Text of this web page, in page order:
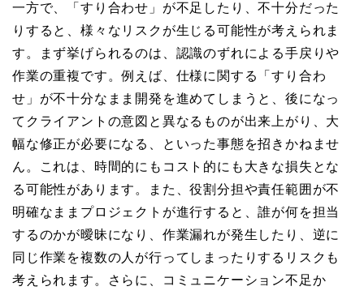
一方で、「すり合わせ」が不足したり、不十分だった
りすると、様々なリスクが生じる可能性が考えられま
す。まず挙げられるのは、認識のずれによる手戻りや
作業の重複です。例えば、仕様に関する「すり合わ
せ」が不十分なまま開発を進めてしまうと、後になっ
てクライアントの意図と異なるものが出来上がり、大
幅な修正が必要になる、といった事態を招きかねませ
ん。これは、時間的にもコスト的にも大きな損失とな
る可能性があります。また、役割分担や責任範囲が不
明確なままプロジェクトが進行すると、誰が何を担当
するのかが曖昧になり、作業漏れが発生したり、逆に
同じ作業を複数の人が行ってしまったりするリスクも
考えられます。さらに、コミュニケーション不足か